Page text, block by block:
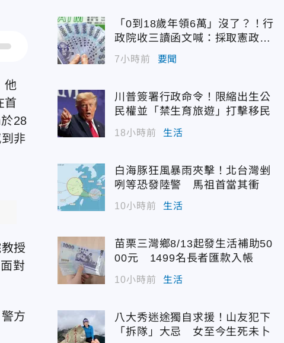
他
首
28
非
授
對
方
「0到18歲年領6萬」沒了？！行
政院收三讀函文喊：採取憲政作
為
7小時前 要聞
川普簽署行政命令！限縮出生公
民權並「禁生育旅遊」打擊移民
18小時前 生活
白海豚狂風暴雨夾擊！北台灣剉
咧等恐發陸警 馬祖首當其衝
10小時前 生活
苗栗三灣鄉8/13起發生活補助50
00元 1499名長者匯款入帳
10小時前 生活
八大秀迷途獨自求援！山友犯下
「拆隊」大忌 女至今生死未卜